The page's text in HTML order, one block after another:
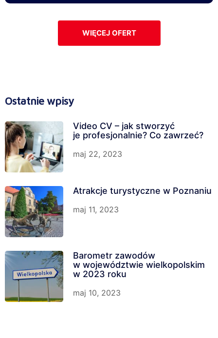
WIĘCEJ OFERT
Ostatnie wpisy
Video CV – jak stworzyć
je profesjonalnie? Co zawrzeć?
maj 22, 2023
Atrakcje turystyczne w Poznaniu
maj 11, 2023
Barometr zawodów
w województwie wielkopolskim
w 2023 roku
maj 10, 2023